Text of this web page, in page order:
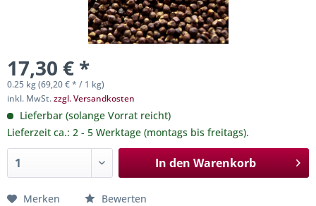
17,30 € *
0.25 kg (69,20 € * / 1 kg)
inkl. MwSt.zzgl. Versandkosten
Lieferbar (solange Vorrat reicht)
Lieferzeit ca.: 2 - 5 Werktage (montags bis freitags).
In den Warenkorb
Merken Bewerten